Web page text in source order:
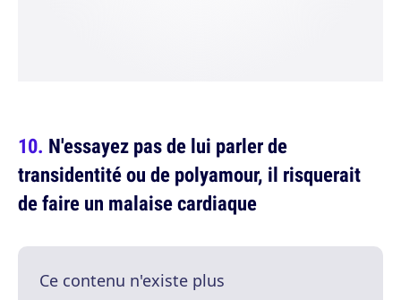
N'essayez pas de lui parler de
transidentité ou de polyamour, il risquerait
de faire un malaise cardiaque
Ce contenu n'existe plus